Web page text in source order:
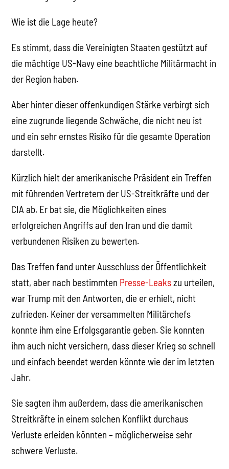
Wie ist die Lage heute?
Es stimmt, dass die Vereinigten Staaten gestützt auf
die mächtige US-Navy eine beachtliche Militärmacht in
der Region haben.
Aber hinter dieser offenkundigen Stärke verbirgt sich
eine zugrunde liegende Schwäche, die nicht neu ist
und ein sehr ernstes Risiko für die gesamte Operation
darstellt.
Kürzlich hielt der amerikanische Präsident ein Treffen
mit führenden Vertretern der US-Streitkräfte und der
CIA ab. Er bat sie, die Möglichkeiten eines
erfolgreichen Angriffs auf den Iran und die damit
verbundenen Risiken zu bewerten.
Das Treffen fand unter Ausschluss der Öffentlichkeit
statt, aber nach bestimmten Presse-Leakszu urteilen,
war Trump mit den Antworten, die er erhielt, nicht
zufrieden. Keiner der versammelten Militärchefs
konnte ihm eine Erfolgsgarantie geben. Sie konnten
ihm auch nicht versichern, dass dieser Krieg so schnell
und einfach beendet werden könnte wie der im letzten
Jahr.
Sie sagten ihm außerdem, dass die amerikanischen
Streitkräfte in einem solchen Konflikt durchaus
Verluste erleiden könnten – möglicherweise sehr
schwere Verluste.